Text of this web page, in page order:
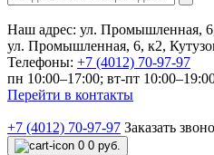
Наш адрес: ул. Промышленная,
ул. Промышленная, 6, к2,
Телефоны: +7 (4012) 70-97-97
пн 10:00–17:00; вт-пт
Перейти в контакты
+7 (4012) 70-97-97 Заказать
0 0 руб.